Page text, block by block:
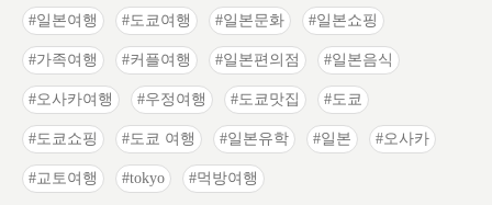
일본여행 도쿄여행 일본문화 일본쇼핑
가족여행 커플여행 일본편의점 일본음식
오사카여행 우정여행 도쿄맛집 도쿄
도쿄쇼핑 도쿄 여행 일본유학 일본 오사카
교토여행 tokyo 먹방여행